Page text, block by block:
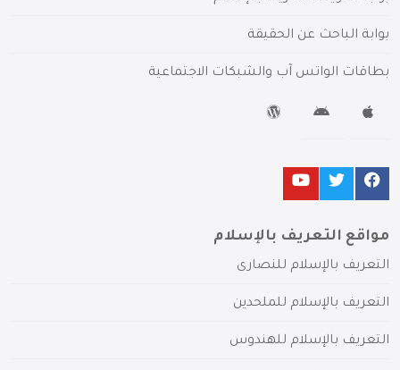
بوابة الباحث عن الحقيقة
بطاقات الواتس آب والشبكات الاجتماعية
مواقع التعريف بالإسلام
التعريف بالإسلام للنصارى
التعريف بالإسلام للملحدين
التعريف بالإسلام للهندوس